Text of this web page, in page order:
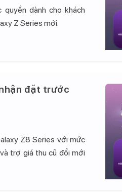
dành cho khách
Z Series mới.
đặt trước
Z8 Series với mức
trợ giá thu cũ đổi mới